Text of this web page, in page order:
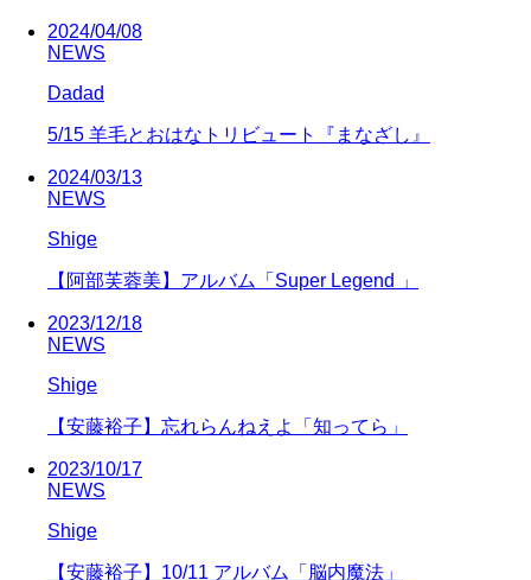
2024/04/08
NEWS
Dadad
5/15 羊毛とおはなトリビュート『まなざし』
2024/03/13
NEWS
Shige
【阿部芙蓉美】アルバム「Super Legend 」
2023/12/18
NEWS
Shige
【安藤裕子】忘れらんねえよ「知ってら」
2023/10/17
NEWS
Shige
【安藤裕子】10/11 アルバム「脳内魔法」